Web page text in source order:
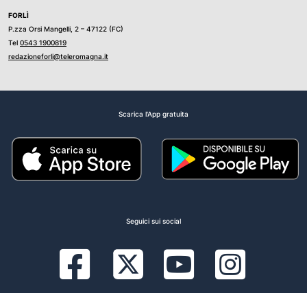
FORLÌ
P.zza Orsi Mangelli, 2 – 47122 (FC)
Tel 0543 1900819
redazioneforli@teleromagna.it
Scarica l'App gratuita
Seguici sui social